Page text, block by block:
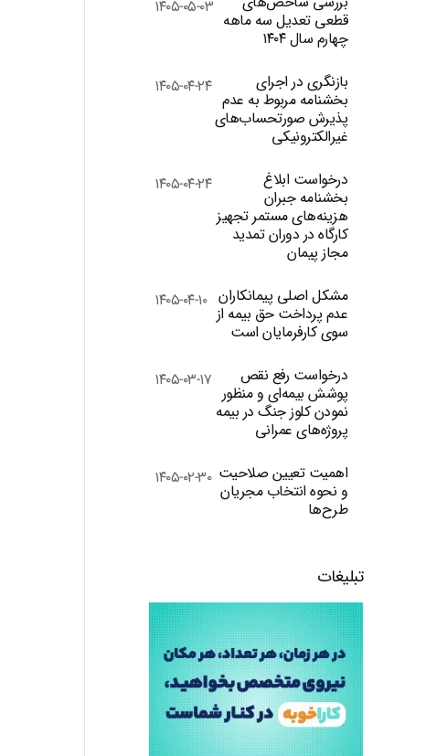
قطعی تعدیل سه ماهه
چهارم سال ۱۴۰۴
۱۴۰۵-۰۵-۰۳
بازنگری در اجرای
بخشنامه مربوط به عدم
پذیرش صورتحساب‌های
غیرالکترونیکی
۱۴۰۵-۰۴-۲۴
درخواست ابلاغ
بخشنامه جبران
هزینه‌های مستمر تجهیز
کارگاه در دوران تمدید
مجاز پیمان
۱۴۰۵-۰۴-۲۴
مشکل اصلی پیمانکاران
عدم پرداخت حق بیمه از
سوی کارفرمایان است
۱۴۰۵-۰۴-۱۰
درخواست رفع نقص
پوشش بیمه‌ای و منظور
نمودن کلوز جنگ در بیمه
پروژه‌های عمرانی
۱۴۰۵-۰۳-۱۷
اهمیت تعیین صلاحیت
و نحوه انتخاب مجریان
طرح‌ها
۱۴۰۵-۰۲-۳۰
تبلیغات